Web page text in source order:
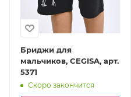
Бриджи для
мальчиков, CEGISA, арт.
5371
Скоро закончится